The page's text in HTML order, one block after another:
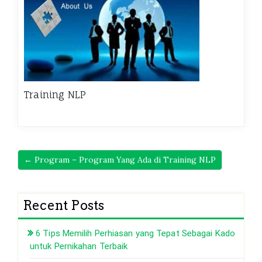
Training NLP
← Program – Program Yang Ada di Training NLP
Recent Posts
6 Tips Memilih Perhiasan yang Tepat Sebagai Kado
untuk Pernikahan Terbaik